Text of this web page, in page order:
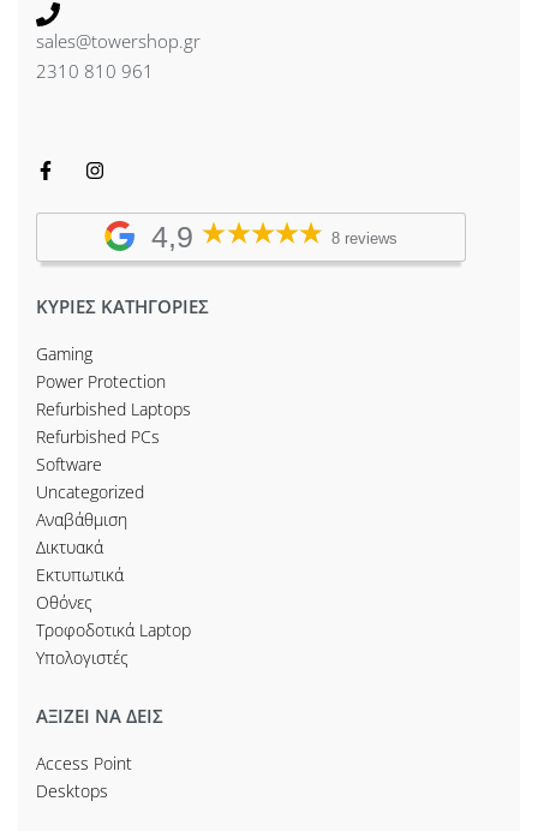
sales@towershop.gr
2310 810 961
4,9 8 reviews
ΚΥΡΙΕΣ ΚΑΤΗΓΟΡΙΕΣ
Gaming
Power Protection
Refurbished Laptops
Refurbished PCs
Software
Uncategorized
Αναβάθμιση
Δικτυακά
Εκτυπωτικά
Οθόνες
Τροφοδοτικά Laptop
Υπολογιστές
ΑΞΙΖΕΙ ΝΑ ΔΕΙΣ
Access Point
Desktops